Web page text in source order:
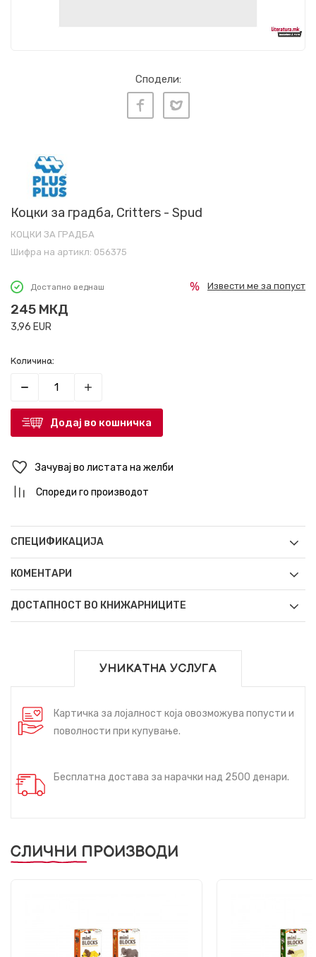
Сподели:
Коцки за градба, Critters - Spud
КОЦКИ ЗА ГРАДБА
Шифра на артикл: 056375
Достапно веднаш
245 МКД
3,96 EUR
Извести ме за попуст
Количина:
Додај во кошничка
Зачувај во листата на желби
Спореди го производот
СПЕЦИФИКАЦИЈА
КОМЕНТАРИ
ДОСТАПНОСТ ВО КНИЖАРНИЦИТЕ
УНИКАТНА УСЛУГА
Картичка за лојалност која овозможува попусти и
поволности при купување.
Бесплатна достава за нарачки над 2500 денари.
СЛИЧНИ ПРОИЗВОДИ